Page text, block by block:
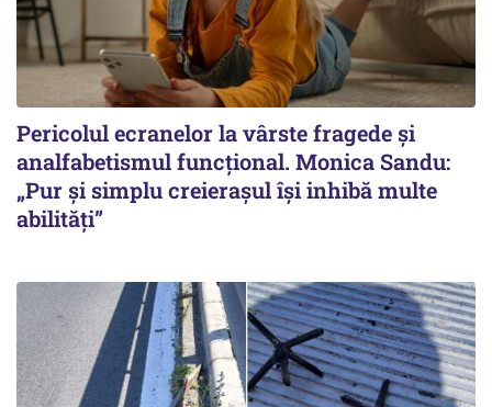
Pericolul ecranelor la vârste fragede și
analfabetismul funcțional. Monica Sandu:
„Pur și simplu creierașul își inhibă multe
abilități”